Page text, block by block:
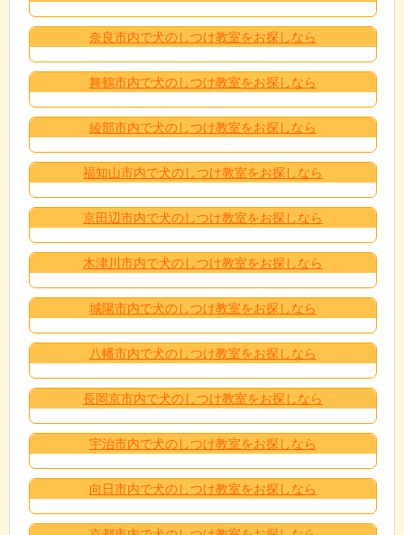
奈良市内で犬のしつけ教室をお探しなら
舞鶴市内で犬のしつけ教室をお探しなら
綾部市内で犬のしつけ教室をお探しなら
福知山市内で犬のしつけ教室をお探しなら
京田辺市内で犬のしつけ教室をお探しなら
木津川市内で犬のしつけ教室をお探しなら
城陽市内で犬のしつけ教室をお探しなら
八幡市内で犬のしつけ教室をお探しなら
長岡京市内で犬のしつけ教室をお探しなら
宇治市内で犬のしつけ教室をお探しなら
向日市内で犬のしつけ教室をお探しなら